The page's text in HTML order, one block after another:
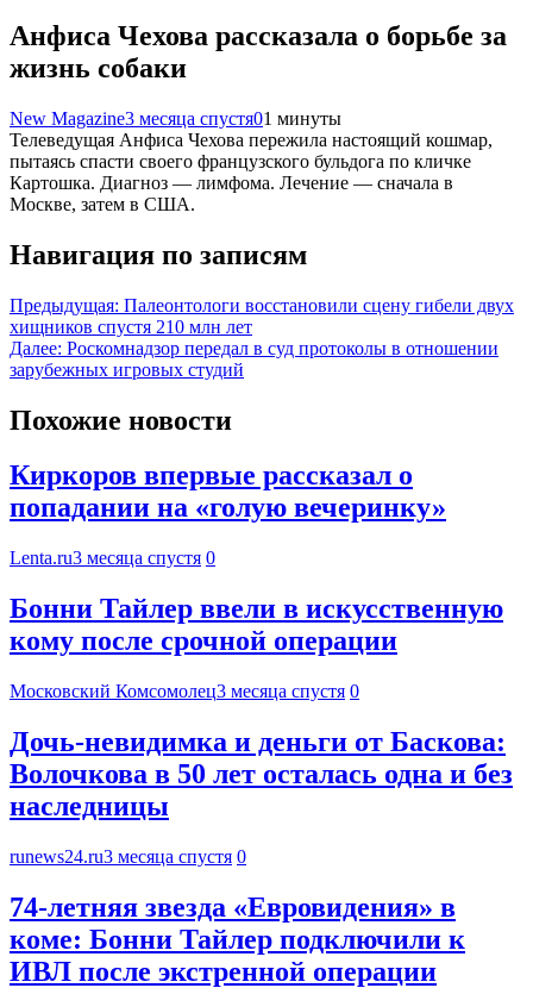
Анфиса Чехова рассказала о борьбе за
жизнь собаки
New Magazine3 месяца спустя01 минуты
Телеведущая Анфиса Чехова пережила настоящий кошмар,
пытаясь спасти своего французского бульдога по кличке
Картошка. Диагноз — лимфома. Лечение — сначала в
Москве, затем в США.
Навигация по записям
Предыдущая: Палеонтологи восстановили сцену гибели двух
хищников спустя 210 млн лет
Далее: Роскомнадзор передал в суд протоколы в отношении
зарубежных игровых студий
Похожие новости
Киркоров впервые рассказал о
попадании на «голую вечеринку»
Lenta.ru3 месяца спустя 0
Бонни Тайлер ввели в искусственную
кому после срочной операции
Московский Комсомолец3 месяца спустя 0
Дочь-невидимка и деньги от Баскова:
Волочкова в 50 лет осталась одна и без
наследницы
runews24.ru3 месяца спустя 0
74-летняя звезда «Евровидения» в
коме: Бонни Тайлер подключили к
ИВЛ после экстренной операции